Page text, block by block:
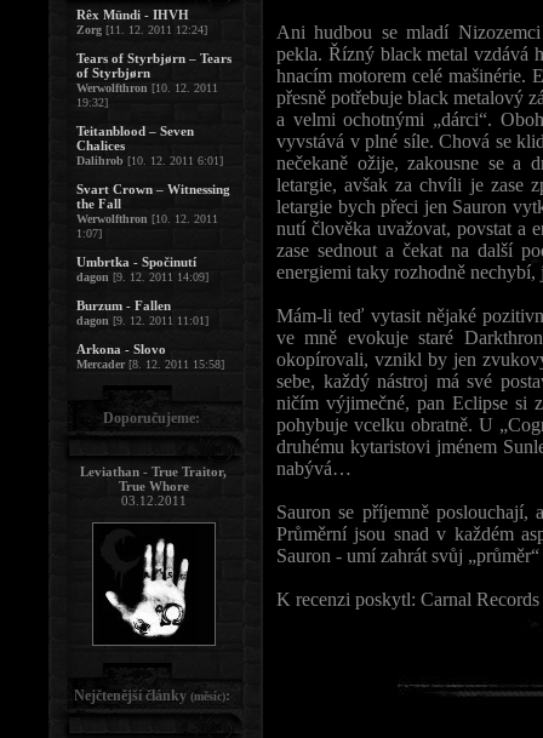
Ani hudbou se mladí
pekla. Řízný black metal vzdává
hnacím motorem celé mašinérie.
přesně potřebuje black metalový
a velmi ochotnými „dárci“.
vyvstává v plné síle. Chová se
nečekaně ožije, zakousne se a
letargie, avšak za chvíli je zase
letargie bych přeci jen Sauron
nutí člověka uvažovat, povstat a
zase sednout a čekat na další
energiemi taky rozhodně
Mám-li teď vytasit nějaké
ve mně evokuje staré
okopírovali, vznikl by jen
sebe, každý nástroj má své
ničím výjimečné, pan Eclipse si
pohybuje vcelku obratně. U
druhému kytaristovi jménem
nabývá…
Sauron se příjemně poslouchají,
Průměrní jsou snad v každém
Sauron - umí zahrát svůj
K recenzi poskytl: Carnal Records
Rêx Mündi - IHVH
Zorg [11. 12. 2011 12:24]
Tears of Styrbjørn – Tears
of Styrbjørn
Werwolfthron [10. 12. 2011
19:32]
Teitanblood – Seven
Chalices
Dalihrob [10. 12. 2011 6:01]
Svart Crown – Witnessing
the Fall
Werwolfthron [10. 12. 2011
1:07]
Umbrtka - Spočinutí
dagon [9. 12. 2011 14:09]
Burzum - Fallen
dagon [9. 12. 2011 11:01]
Arkona - Slovo
Mercader[8. 12. 2011 15:58]
Doporučujeme:
Leviathan - True Traitor,
True Whore
03.12.2011
Nejčtenější články (měsíc):